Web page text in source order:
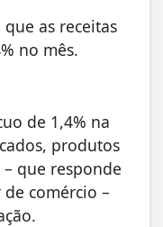
as receitas
no mês.
de 1,4% na
produtos
que responde
comércio –